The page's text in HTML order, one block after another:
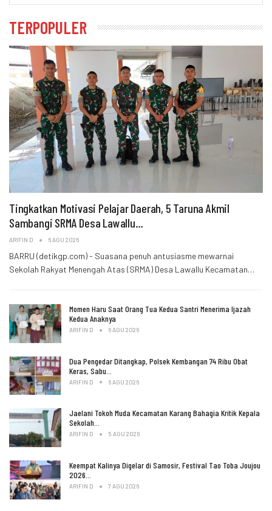
TERPOPULER
Tingkatkan Motivasi Pelajar Daerah, 5 Taruna Akmil
Sambangi SRMA Desa Lawallu…
ARIFIN D 6 AGU 2026
BARRU (detikgp.com) - Suasana penuh antusiasme mewarnai
Sekolah Rakyat Menengah Atas (SRMA) Desa Lawallu Kecamatan…
Momen Haru Saat Orang Tua Kedua Santri Menerima Ijazah
Kedua Anaknya
ARIFIN D 6 AGU 2026
Dua Pengedar Ditangkap, Polsek Kembangan 74 Ribu Obat
Keras, Sabu…
ARIFIN D 6 AGU 2026
Jaelani Tokoh Muda Kecamatan Karang Bahagia Kritik Kepala
Sekolah…
ARIFIN D 5 AGU 2026
Keempat Kalinya Digelar di Samosir, Festival Tao Toba Joujou
2026…
ARIFIN D 7 AGU 2026